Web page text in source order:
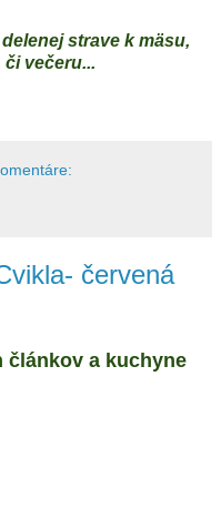
strave k mäsu,
večeru...
červená
článkov a kuchyne